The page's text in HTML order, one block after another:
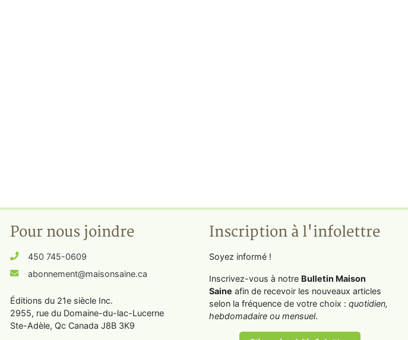
Pour nous joindre
450 745-0609
abonnement@maisonsaine.ca
Éditions du 21e siècle Inc.
2955, rue du Domaine-du-lac-Lucerne
Ste-Adèle, Qc Canada J8B 3K9
Inscription à l'infolettre
Soyez informé !
Inscrivez-vous à notre Bulletin Maison
Saine afin de recevoir les nouveaux articles
selon la fréquence de votre choix : quotidien,
hebdomadaire ou mensuel.